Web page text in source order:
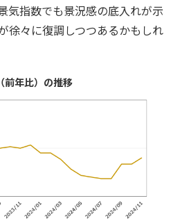
気指数でも景況感の底入れが示
徐々に復調しつつあるかもしれ
前年比）の推移